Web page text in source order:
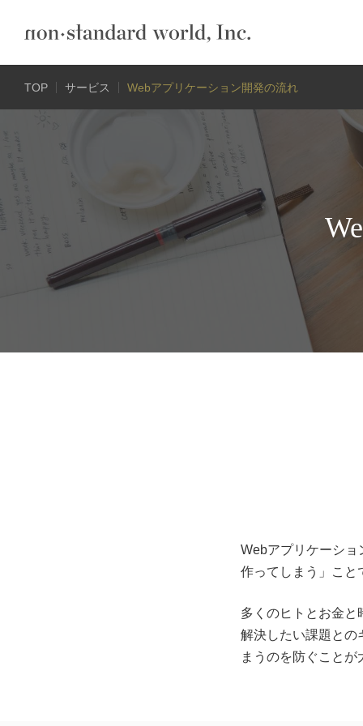
TOP サービス Webアプリケーション開発の流れ
Webアプリケーショ
作ってしまう」こと
多くのヒトとお金と
解決したい課題との
まうのを防ぐこと